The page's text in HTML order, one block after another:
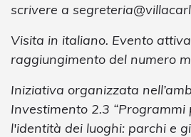
scrivere a
Visita in italiano. Evento
raggiungimento del numero
Iniziativa organizzata
Investimento 2.3 “Programmi
l'identità dei luoghi: parchi e